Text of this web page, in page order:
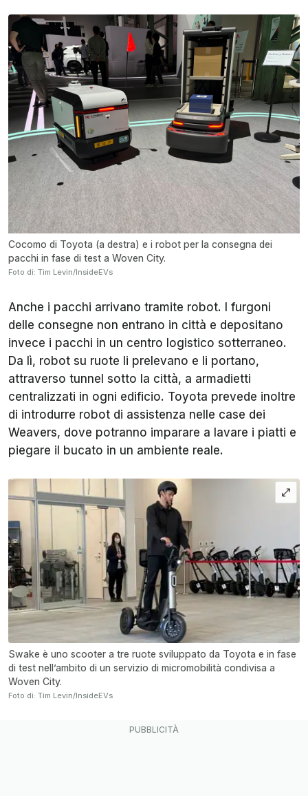
Cocomo di Toyota (a destra) e i robot per la consegna dei
pacchi in fase di test a Woven City.
Foto di: Tim Levin/InsideEVs
Anche i pacchi arrivano tramite robot. I furgoni
delle consegne non entrano in città e depositano
invece i pacchi in un centro logistico sotterraneo.
Da lì, robot su ruote li prelevano e li portano,
attraverso tunnel sotto la città, a armadietti
centralizzati in ogni edificio. Toyota prevede inoltre
di introdurre robot di assistenza nelle case dei
Weavers, dove potranno imparare a lavare i piatti e
piegare il bucato in un ambiente reale.
Swake è uno scooter a tre ruote sviluppato da Toyota e in fase
di test nell’ambito di un servizio di micromobilità condivisa a
Woven City.
Foto di: Tim Levin/InsideEVs